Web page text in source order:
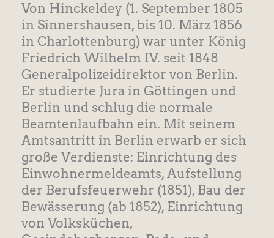
Von Hinckeldey (1. September 1805
in Sinnershausen, bis 10. März 1856
in Charlottenburg) war unter König
Friedrich Wilhelm IV. seit 1848
Generalpolizeidirektor von Berlin.
Er studierte Jura in Göttingen und
Berlin und schlug die normale
Beamtenlaufbahn ein. Mit seinem
Amtsantritt in Berlin erwarb er sich
große Verdienste: Einrichtung des
Einwohnermeldeamts, Aufstellung
der Berufsfeuerwehr (1851), Bau der
Bewässerung (ab 1852), Einrichtung
von Volksküchen,